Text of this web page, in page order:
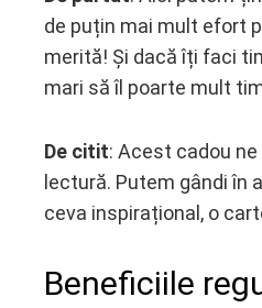
de puțin mai mult efort
merită! Și dacă îți faci
mari să îl poarte mult
De citit: Acest cadou
lectură. Putem gândi în
ceva inspirațional, o
Beneficiile